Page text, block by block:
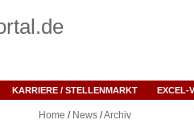
KARRIERE / STELLENMARKT EXCEL-
Home / News/Archiv